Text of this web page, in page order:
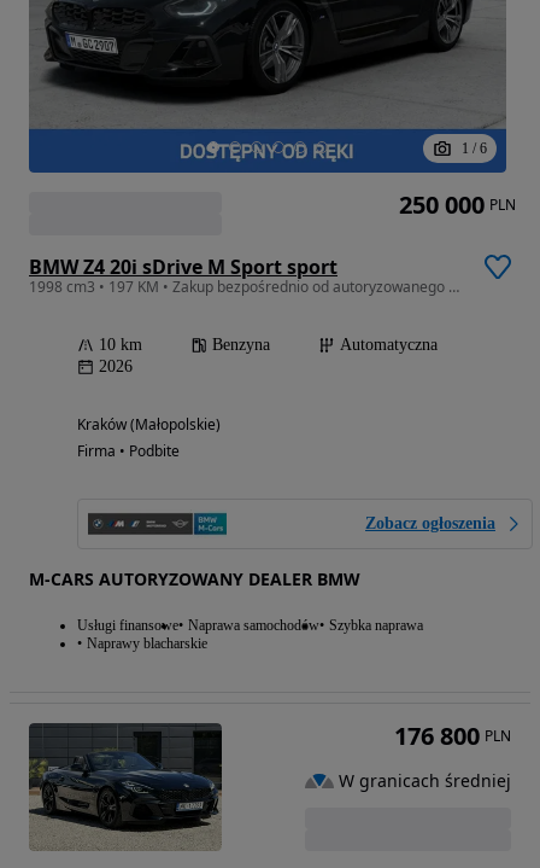
1 / 6
BMW Z4 20i sDrive M Sport sport
1998 cm3 • 197 KM • Zakup bezpośrednio od autoryzowanego dealera BMW M-Cars!
10 km Benzyna
Automatyczna
2026
Kraków (Małopolskie)
Firma • Podbite
Zobacz ogłoszenia
M-CARS AUTORYZOWANY DEALER BMW
Usługi finansowe Naprawa samochodów Szybka naprawa
Naprawy blacharskie
250 000 PLN
176 800 PLN
W granicach średniej